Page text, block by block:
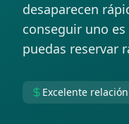
desaparecen
conseguir uno
puedas reservar
Excelente